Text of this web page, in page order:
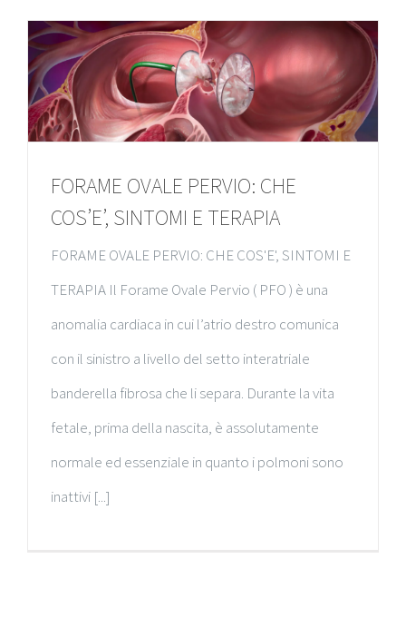
FORAME OVALE PERVIO: CHE
COS’E’, SINTOMI E TERAPIA
FORAME OVALE PERVIO: CHE COS'E', SINTOMI E
TERAPIA Il Forame Ovale Pervio ( PFO ) è una
anomalia cardiaca in cui l’atrio destro comunica
con il sinistro a livello del setto interatriale
banderella fibrosa che li separa. Durante la vita
fetale, prima della nascita, è assolutamente
normale ed essenziale in quanto i polmoni sono
inattivi [...]